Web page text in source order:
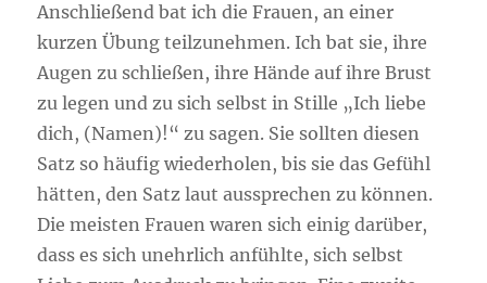
Anschließend bat ich die Frauen, an einer
kurzen Übung teilzunehmen. Ich bat sie, ihre
Augen zu schließen, ihre Hände auf ihre Brust
zu legen und zu sich selbst in Stille „Ich liebe
dich, (Namen)!“ zu sagen. Sie sollten diesen
Satz so häufig wiederholen, bis sie das Gefühl
hätten, den Satz laut aussprechen zu können.
Die meisten Frauen waren sich einig darüber,
dass es sich unehrlich anfühlte, sich selbst